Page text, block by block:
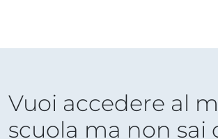
Vuoi accedere al
scuola ma non sai